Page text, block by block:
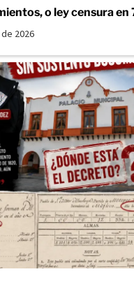
o ley censura en
2026